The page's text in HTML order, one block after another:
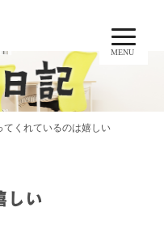
MENU
てくれているのは嬉しい
しい